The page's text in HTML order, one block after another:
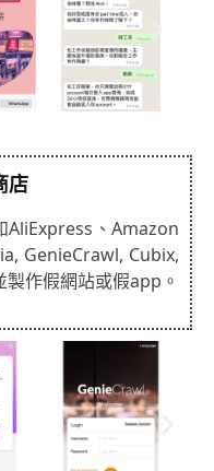
店
AliExpress、Amazon
GenieCrawl, Cubix,
作假網站或假app。